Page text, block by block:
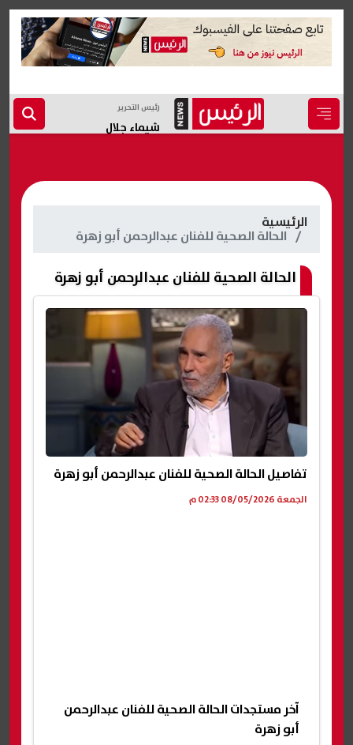
رئيس التحرير
شيماء جلال
الرئيسية
الحالة الصحية للفنان عبدالرحمن أبو زهرة
الحالة الصحية للفنان عبدالرحمن أبو زهرة
تفاصيل الحالة الصحية للفنان عبدالرحمن أبو زهرة
الجمعة 08/05/2026 02:33 م
آخر مستجدات الحالة الصحية للفنان عبدالرحمن
أبو زهرة